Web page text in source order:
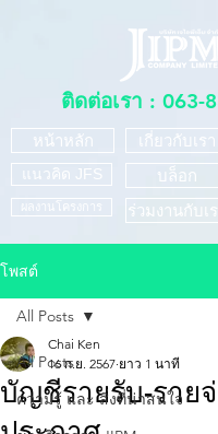
ติดต่อเรา : 063-
หน้าหลัก
แนวคิด JFS
ผลงานโครงการ
เกี่ยวกับเรา
บล็อก
ร่วมงานกับเ
โพสต์
All Posts
ความรู้ และ สิ่งที่น่าสนใจ
All Posts
บัญชีรายรับ-ราย
Chai Ken
16 ก.ย. 2567 ยาว 1 นาที